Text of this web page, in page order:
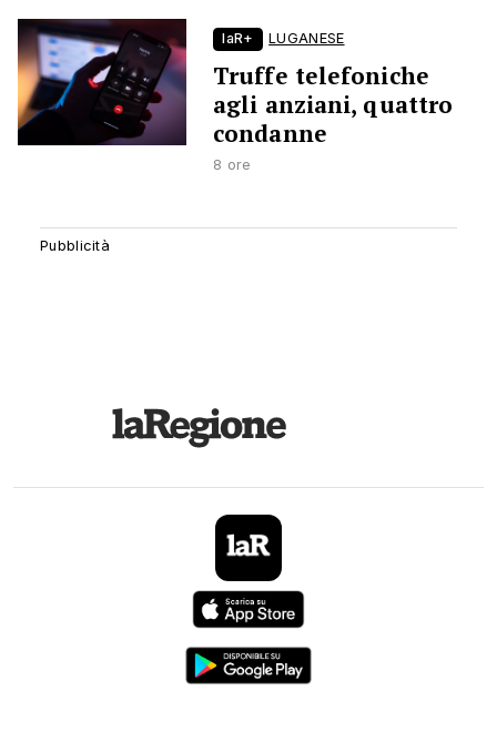
laR+ LUGANESE
Truffe telefoniche
agli anziani, quattro
condanne
8 ore